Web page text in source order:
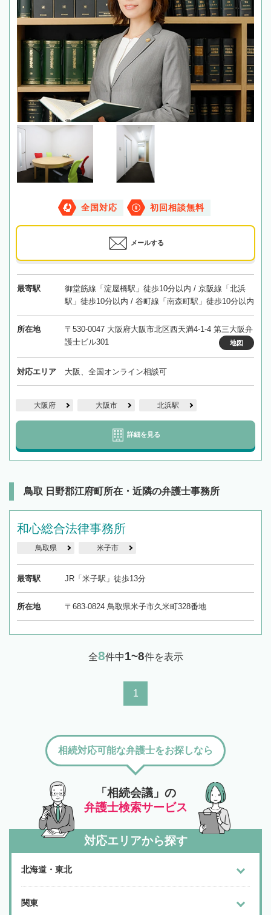
全国対応 初回相談無料
メールする
最寄駅
御堂筋線「淀屋橋駅」徒歩10分以内 / 京阪線「北浜
駅」徒歩10分以内 / 谷町線「南森町駅」徒歩10分以内
所在地
〒530-0047 大阪府大阪市北区西天満4-1-4 第三大阪弁
護士ビル301
地図
対応エリア 大阪、全国オンライン相談可
大阪府 大阪市 北浜駅
詳細を見る
鳥取 日野郡江府町所在・近隣の弁護士事務所
和心総合法律事務所
鳥取県 米子市
最寄駅 JR「米子駅」徒歩13分
所在地 〒683-0824 鳥取県米子市久米町328番地
全8件中1~8件を表示
1
「相続会議」の
弁護士検索サービス
相続対応可能な弁護士をお探しなら
対応エリアから探す
北海道・東北
関東